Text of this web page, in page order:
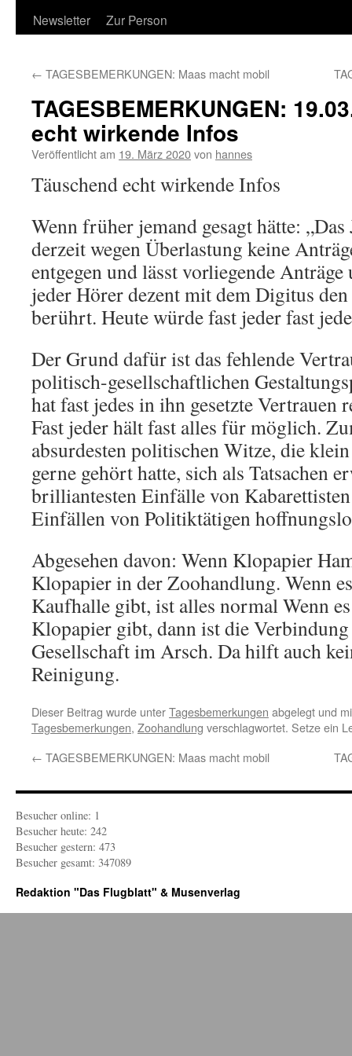
Newsletter
Zur Person
← TAGESBEMERKUNGEN: Maas macht mobil
TAGESBEMERKUNGEN:
echt wirkende Infos
Veröffentlicht am 19. März 2020von hannes
Täuschend echt wirkende Infos
Wenn früher jemand gesagt hätte:
derzeit wegen Überlastung keine
entgegen und lässt vorliegende Anträge
jeder Hörer dezent mit dem Digitus
berührt. Heute würde fast jeder fast
Der Grund dafür ist das fehlende
politisch-gesellschaftlichen
hat fast jedes in ihn gesetzte Vertrauen
Fast jeder hält fast alles für möglich.
absurdesten politischen Witze, die
gerne gehört hatte, sich als Tatsachen
brilliantesten Einfälle von
Einfällen von Politiktätigen
Abgesehen davon: Wenn Klopapier
Klopapier in der Zoohandlung. Wenn
Kaufhalle gibt, ist alles normal Wenn
Klopapier gibt, dann ist die
Gesellschaft im Arsch. Da hilft auch
Reinigung.
Dieser Beitrag wurde unterTagesbemerkungen abgelegt und
Tagesbemerkungen, Zoohandlung verschlagwortet. Setze ein
← TAGESBEMERKUNGEN: Maas macht mobil
Besucher online: 1
Besucher heute: 242
Besucher gestern: 473
Besucher gesamt: 347089
Redaktion "Das Flugblatt" & Musenverlag